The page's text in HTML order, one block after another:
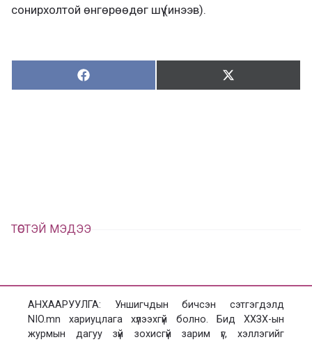
сонирхолтой өнгөрөөдөг шүү (инээв).
Хуваалцах:
Х
у
Түгээх:
Т
ТӨСТЭЙ МЭДЭЭ
АНХААРУУЛГА: Уншигчдын бичсэн сэтгэгдэлд
NIO.mn хариуцлага хүлээхгүй болно. Бид ХХЗХ-ын
журмын дагуу зүй зохисгүй зарим үг, хэллэгийг